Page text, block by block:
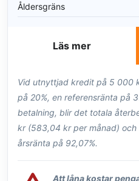
Åldersgräns
Läs mer
Vid utnyttjad kredit på 5 000
på 20%, en referensränta på
betalning, blir det totala
kr (583,04 kr per månad)
årsränta på 92,07%.
Att låna kostar